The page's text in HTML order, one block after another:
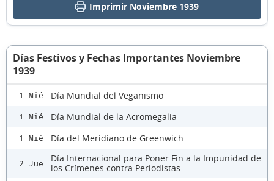
Imprimir Noviembre 1939
Días Festivos y Fechas Importantes Noviembre
1939
1 Mié Día Mundial del Veganismo
1 Mié Día Mundial de la Acromegalia
1 Mié Día del Meridiano de Greenwich
2 Jue
Día Internacional para Poner Fin a la Impunidad de
los Crímenes contra Periodistas